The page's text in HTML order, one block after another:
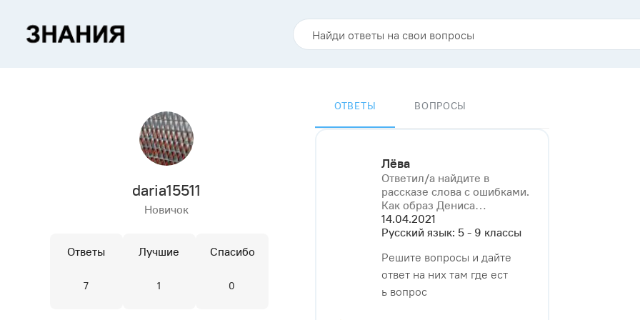
daria15511
Новичок
Ответы
7
Лучшие
1
Спасибо
0
ОТВЕТЫ ВОПРОСЫ
Лёва
Ответил/a найдите в
рассказе слова с ошибками.
Как образ Дениса⁠…
14.04.2021
Русский язык: 5 - 9 классы
Решите вопросы и дайте
ответ на них там где ест
ь вопрос